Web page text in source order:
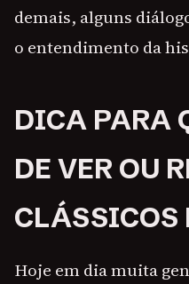
demais, alguns
o entendimento da
DICA PARA
DE VER OU
CLÁSSICOS
Hoje em dia muita